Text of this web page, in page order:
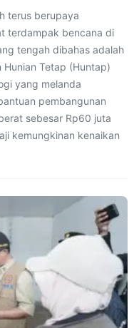
terus berupaya
terdampak bencana di
tengah dibahas adalah
Tetap (Huntap)
yang melanda
pembangunan
sebesar Rp60 juta
kemungkinan kenaikan